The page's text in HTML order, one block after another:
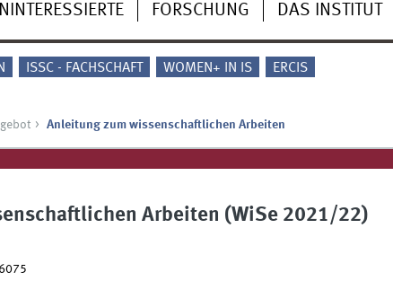
FORSCHUNG DAS INSTITUT
ISSC - FACHSCHAFT WOMEN+ IN IS ERCIS
Anleitung zum wissenschaftlichen Arbeiten
Arbeiten (WiSe 2021/22)